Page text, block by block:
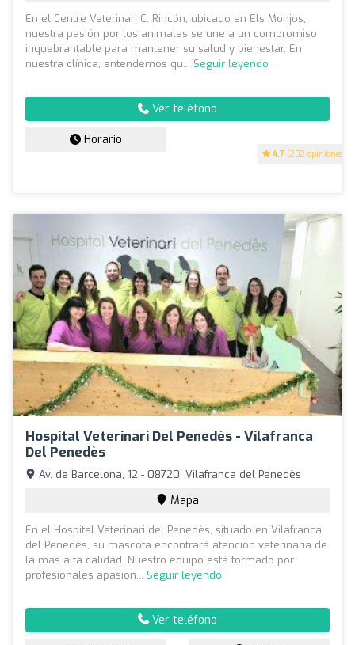
4.7 (202 opiniones)
En el Centre Veterinari C. Rincón, ubicado en Els Monjos,
nuestra pasión por los animales se une a un compromiso
inquebrantable para mantener su salud y bienestar. En
nuestra clínica, entendemos qu... Seguir leyendo
Ver teléfono
Horario
Hospital Veterinari Del Penedès - Vilafranca
Del Penedès
Av. de Barcelona, 12 - 08720, Vilafranca del Penedès
Mapa
En el Hospital Veterinari del Penedès, situado en Vilafranca
del Penedès, su mascota encontrará atención veterinaria de
la más alta calidad. Nuestro equipo está formado por
profesionales apasion... Seguir leyendo
Ver teléfono